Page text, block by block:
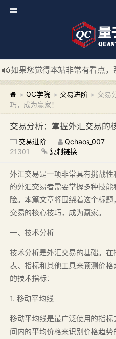
> QC学院 > 交易进阶 > 交易
巧，成为赢家！
交易分析：掌握外汇交易的
交易进阶 Qchaos_007
21301
复制链接
外汇交易是一项非常具有挑战
的外汇交易者需要掌握多种技能
险。本篇文章将围绕着这个标题
交易的核心技巧，成为赢家。
一、技术分析
技术分析是外汇交易的基础。
表、指标和其他工具来预测价
的技术指标：
1. 移动平均线
移动平均线是最广泛使用的指
间内的平均价格来识别价格趋